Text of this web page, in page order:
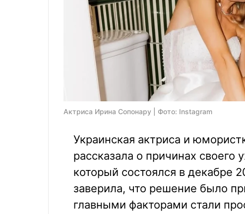
Актриса Ирина Сопонару | Фото: Instagram
Украинская актриса и
рассказала о причинах своего
который состоялся в декабре
заверила, что решение было
главными факторами стали